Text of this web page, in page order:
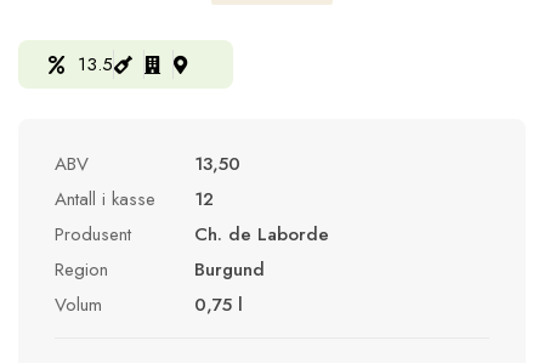
13.5
ABV
13,50
Antall i kasse
12
Produsent
Ch. de Laborde
Region
Burgund
Volum
0,75 l